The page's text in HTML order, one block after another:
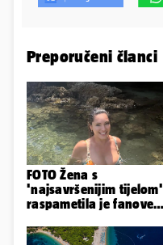
Preporučeni članci
FOTO Žena s
'najsavršenijim tijelom'
raspametila je fanove
plićaka